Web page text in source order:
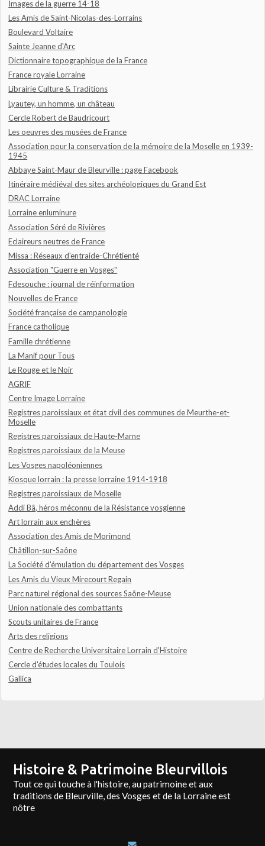
Images de la guerre 14-18
Les Amis de Saint-Nicolas-des-Lorrains
Boulevard Voltaire
Sainte Jeanne d'Arc
Dictionnaire topographique de la France
France royale Lorraine
Librairie Culture & Traditions
Lyautey, un homme, un château
Cercle Robert de Baudricourt
Les oeuvres des musées de France
Association pour la conservation de la mémoire de la Moselle en 1939-
1945
Abbaye Saint-Maur de Bleurville : page Facebook
Itinéraire médiéval des sites archéologiques du Grand Est
DRAC Lorraine
Lorraine enluminure
Association Séré de Rivières
Eclaireurs neutres de France
Missa : Réseaux d'entraide-Chrétienté
Association "Guerre en Vosges"
Fdesouche : journal de réinformation
Nouvelles de France
Société française de campanologie
France catholique
Famille chrétienne
La Manif pour Tous
Le Rouge et le Noir
AGRIF
Centre Image Lorraine
Registres paroissiaux et état civil des communes de Meurthe-et-
Moselle
Registres paroissiaux de Haute-Marne
Registres paroissiaux de la Meuse
Les Vosges napoléoniennes
Kiosque lorrain : la presse lorraine 1914-1918
Registres paroissiaux de Moselle
Addi Bâ, héros méconnu de la Résistance vosgienne
Art lorrain aux enchères
Association des Amis de Morimond
Châtillon-sur-Saône
La Société d'émulation du département des Vosges
Les Amis du Vieux Mirecourt Regain
Parc naturel régional des sources Saône-Meuse
Union nationale des combattants
Scouts unitaires de France
Arts des religions
Centre de Recherche Universitaire Lorrain d'Histoire
Cercle d'études locales du Toulois
Gallica
Histoire & Patrimoine Bleurvillois
Tout ce qui touche à l'histoire, au patrimoine et aux
traditions de Bleurville, des Vosges et de la Lorraine est
nôtre